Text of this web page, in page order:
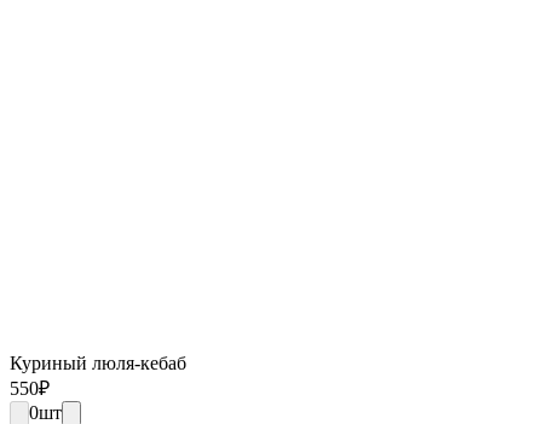
Куриный люля-кебаб
550₽
0шт